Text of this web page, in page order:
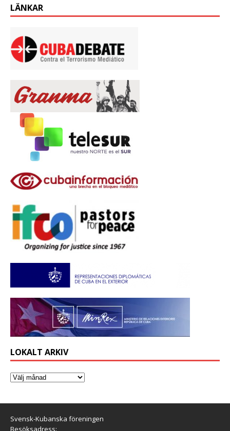
LÄNKAR
LOKALT ARKIV
Svensk-Kubanska föreningen
Besöksadress: